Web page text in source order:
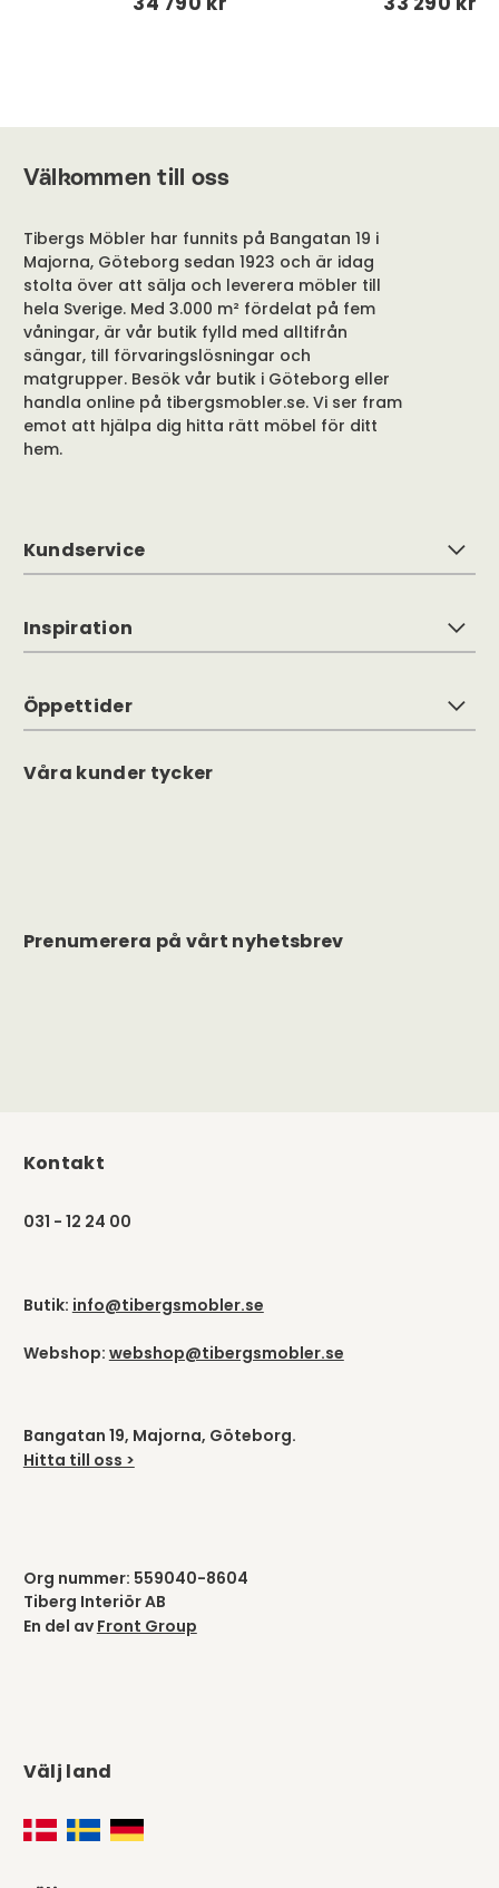
Välkommen till oss
Tibergs Möbler har funnits på Bangatan 19 i
Majorna, Göteborg sedan 1923 och är idag
stolta över att sälja och leverera möbler till
hela Sverige. Med 3.000 m² fördelat på fem
våningar, är vår butik fylld med alltifrån
sängar, till förvaringslösningar och
matgrupper. Besök vår butik i Göteborg eller
handla online på tibergsmobler.se. Vi ser fram
emot att hjälpa dig hitta rätt möbel för ditt
hem.
Kundservice
Inspiration
Öppettider
Våra kunder tycker
Prenumerera på vårt nyhetsbrev
Kontakt
031 - 12 24 00
Butik: info@tibergsmobler.se
Webshop: webshop@tibergsmobler.se
Bangatan 19, Majorna, Göteborg.
Hitta till oss >
Org nummer: 559040-8604
Tiberg Interiör AB
En del av Front Group
Välj land